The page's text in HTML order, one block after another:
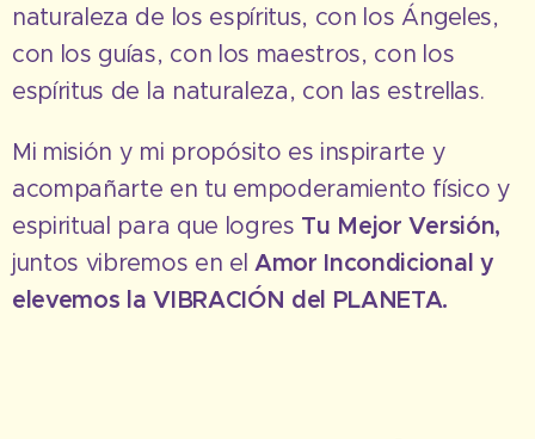
naturaleza de los espíritus, con los Ángeles,
con los guías, con los maestros, con los
espíritus de la naturaleza, con las estrellas.
Mi misión y mi propósito es inspirarte y
acompañarte en tu empoderamiento físico y
espiritual para que logres Tu Mejor Versión,
juntos vibremos en el Amor Incondicional y
elevemos la VIBRACIÓN del PLANETA.